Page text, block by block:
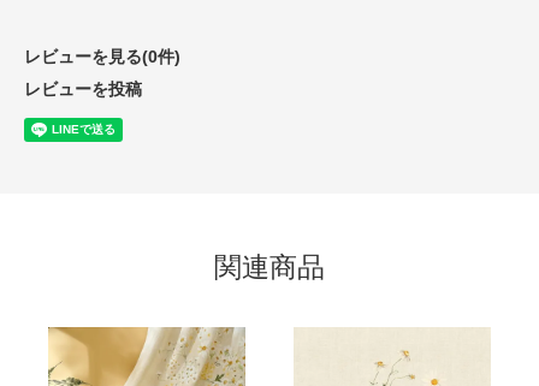
レビューを見る(0件)
レビューを投稿
関連商品